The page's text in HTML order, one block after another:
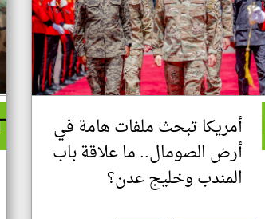
أمريكا تبحث ملفات هامة في
أرض الصومال.. ما علاقة باب
المندب وخليج عدن؟